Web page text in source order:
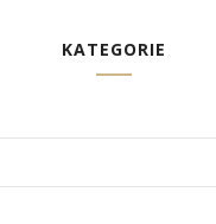
KATEGORIE